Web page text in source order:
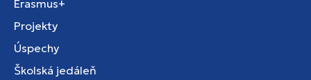
Erasmus+
Projekty
Úspechy
Školská jedáleň